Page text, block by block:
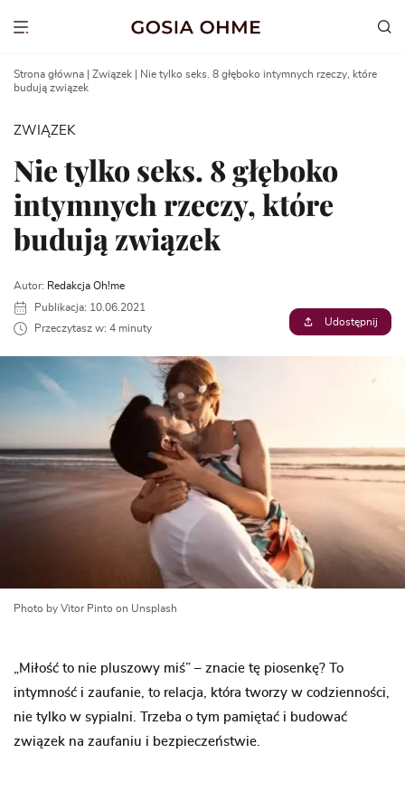
Show menu
Strona główna Związek
Nie tylko seks. 8 głęboko intymnych rzeczy, które
budują związek
ZWIĄZEK
Nie tylko seks. 8 głęboko
intymnych rzeczy, które
budują związek
Autor: Redakcja Oh!me
Publikacja: 10.06.2021
Przeczytasz w: 4 minuty
Udostępnij
Photo by Vitor Pinto on Unsplash
„Miłość to nie pluszowy miś” – znacie tę piosenkę? To
intymność i zaufanie, to relacja, która tworzy w codzienności,
nie tylko w sypialni. Trzeba o tym pamiętać i budować
związek na zaufaniu i bezpieczeństwie.